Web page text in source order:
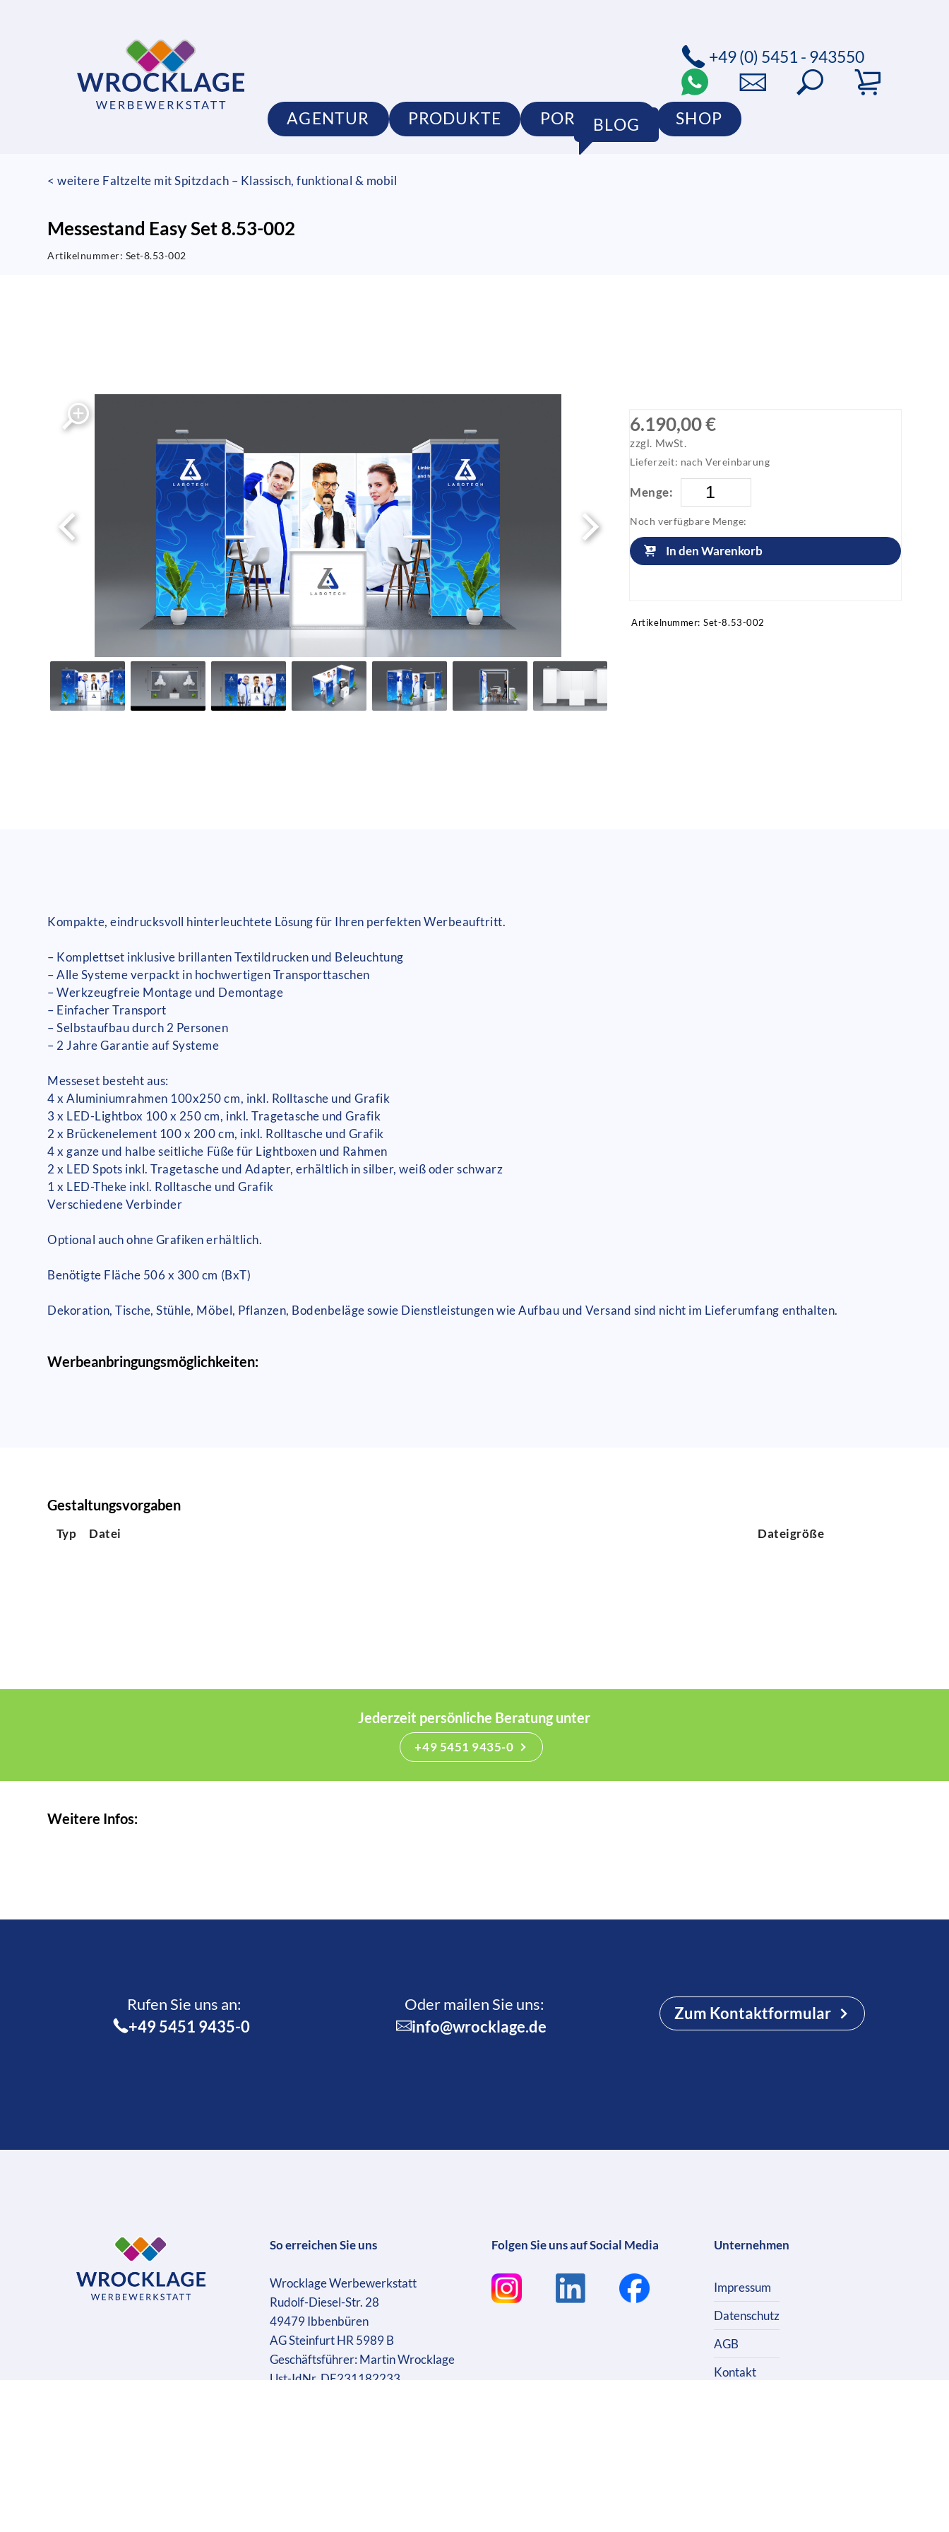
AGENTUR PRODUKTE PORTFOLIO SHOP
BLOG
+49 (0) 5451 - 943550
< weitere Faltzelte mit Spitzdach – Klassisch, funktional & mobil
Messestand Easy Set 8.53-002
Artikelnummer: Set-8.53-002
6.190,00 €
zzgl. MwSt.
Lieferzeit: nach Vereinbarung
Menge:
Noch verfügbare Menge:
In den Warenkorb
Artikelnummer: Set-8.53-002
Kompakte, eindrucksvoll hinterleuchtete Lösung für Ihren perfekten Werbeauftritt.
– Komplettset inklusive brillanten Textildrucken und Beleuchtung
– Alle Systeme verpackt in hochwertigen Transporttaschen
– Werkzeugfreie Montage und Demontage
– Einfacher Transport
– Selbstaufbau durch 2 Personen
– 2 Jahre Garantie auf Systeme
Messeset besteht aus:
4 x Aluminiumrahmen 100x250 cm, inkl. Rolltasche und Grafik
3 x LED-Lightbox 100 x 250 cm, inkl. Tragetasche und Grafik
2 x Brückenelement 100 x 200 cm, inkl. Rolltasche und Grafik
4 x ganze und halbe seitliche Füße für Lightboxen und Rahmen
2 x LED Spots inkl. Tragetasche und Adapter, erhältlich in silber, weiß oder schwarz
1 x LED-Theke inkl. Rolltasche und Grafik
Verschiedene Verbinder
Optional auch ohne Grafiken erhältlich.
Benötigte Fläche 506 x 300 cm (BxT)
Dekoration, Tische, Stühle, Möbel, Pflanzen, Bodenbeläge sowie Dienstleistungen wie Aufbau und Versand sind nicht im Lieferumfang enthalten.
Werbeanbringungsmöglichkeiten:
Gestaltungsvorgaben
Typ Datei Dateigröße
Jederzeit persönliche Beratung unter
+49 5451 9435-0
Weitere Infos:
Rufen Sie uns an:­
+49 5451 9435-0
Oder mailen Sie uns:
info@wrocklage.de
Zum Kontaktformular
So erreichen Sie uns
Wrocklage Werbewerkstatt
Rudolf-Diesel-Str. 28
49479 Ibbenbüren
AG Steinfurt HR 5989 B
Geschäftsführer: Martin Wrocklage
Ust-IdNr. DE231182233
Folgen Sie uns auf Social Media Unternehmen
Impressum
Datenschutz
AGB
Kontakt